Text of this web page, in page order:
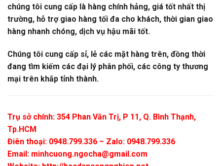
chúng tôi cung cấp là hàng chính hảng, giá tốt nhất thị
trường, hỗ trợ giao hàng tối đa cho khách, thời gian giao
hàng nhanh chóng, dịch vụ hậu mãi tốt.
Chúng tôi cung cấp sỉ, lẻ các mặt hàng trên, đồng thời
đang tìm kiếm các đại lý phân phối, các công ty thương
mại trên khắp tỉnh thành.
Trụ sở chính: 354 Phan Văn Trị, P 11, Q. Bình Thạnh,
Tp.HCM
Điên thoại: 0948.799.336 – Zalo: 0948.799.336
Email: minhcuong.ngocha@gmail.com